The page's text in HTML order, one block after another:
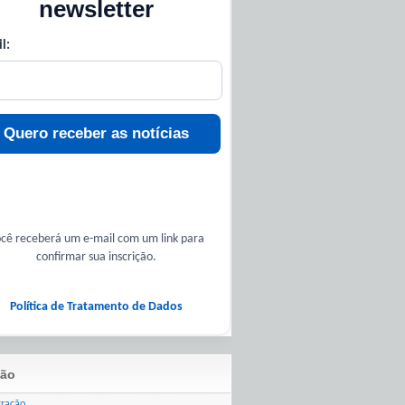
newsletter
Quero receber as notícias
receberá um e-mail com um link para
confirmar sua inscrição.
Política de Tratamento de Dados